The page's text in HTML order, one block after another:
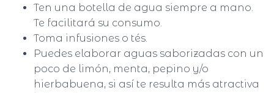
Ten una botella de agua siempre a mano.
Te facilitará su consumo.
Toma infusiones o tés.
Puedes elaborar aguas saborizadas con un
poco de limón, menta, pepino y/o
hierbabuena, si así te resulta más atractiva